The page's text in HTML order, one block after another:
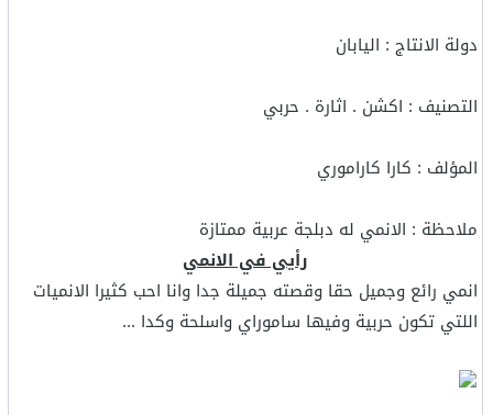
دولة الانتاج : اليابان
التصنيف : اكشن . اثارة . حربي
المؤلف : كارا كاراموري
ملاحظة : الانمي له دبلجة عربية ممتازة
رأيي في الانمي
انمي رائع وجميل حقا وقصته جميلة جدا وانا احب كثيرا الانميات
اللتي تكون حربية وفيها ساموراي واسلحة وكدا ...